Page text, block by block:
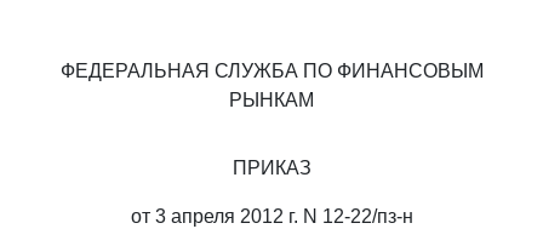
ФЕДЕРАЛЬНАЯ СЛУЖБА ПО ФИНАНСОВЫМ
РЫНКАМ
ПРИКАЗ
от 3 апреля 2012 г. N 12-22/пз-н